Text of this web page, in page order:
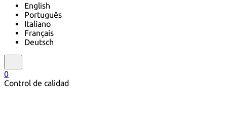
English
Português
Italiano
Français
Deutsch
0
Control de calidad